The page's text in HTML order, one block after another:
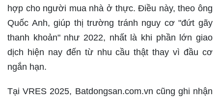
hợp cho người mua nhà ở thực. Điều này, theo ông
Quốc Anh, giúp thị trường tránh nguy cơ "đứt gãy
thanh khoản" như 2022, nhất là khi phần lớn giao
dịch hiện nay đến từ nhu cầu thật thay vì đầu cơ
ngắn hạn.
Tại VRES 2025, Batdongsan.com.vn cũng ghi nhận